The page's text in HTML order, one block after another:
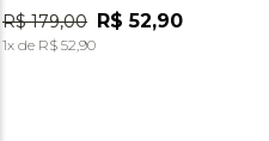
R$ 179,00 R$ 52,90
1x de R$ 52,90